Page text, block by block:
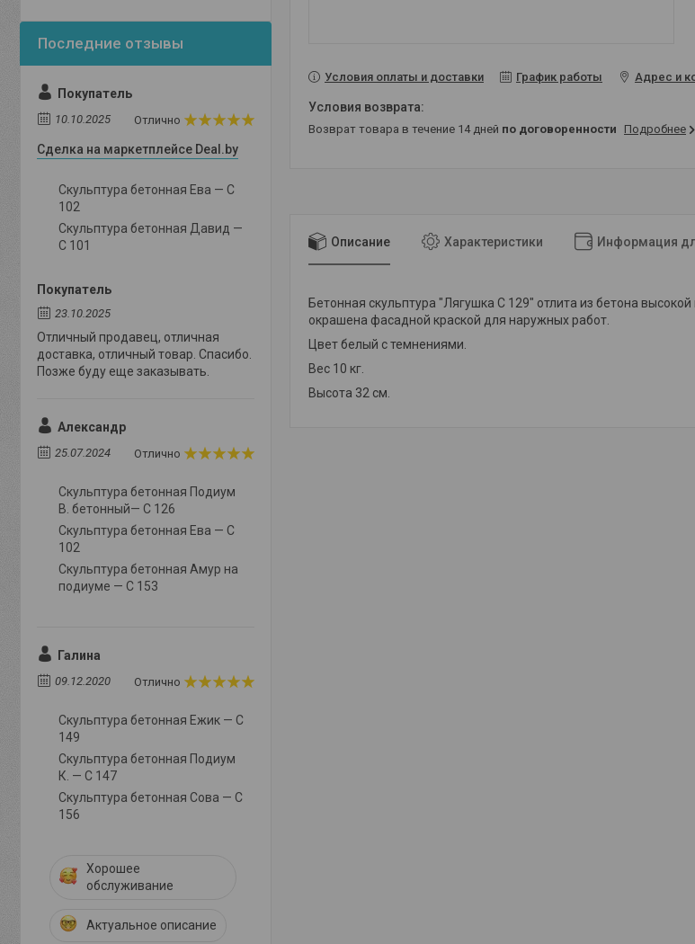
Условия оплаты и доставки График работы Адрес и
возврат товара в течение 14 дней по договоренности Подробнее
Описание Характеристики Информация
Бетонная скульптура "Лягушка С 129" отлита из бетона
окрашена фасадной краской для наружных работ.
Цвет белый с темнениями.
Вес 10 кг.
Высота 32 см.
Покупатель
10.10.2025 Отлично
Сделка на маркетплейсе Deal.by
Скульптура бетонная Ева — С
102
Скульптура бетонная Давид —
С 101
Покупатель
23.10.2025
Отличный продавец, отличная
доставка, отличный товар. Спасибо.
Позже буду еще заказывать.
Александр
25.07.2024 Отлично
Скульптура бетонная Подиум
В. бетонный— С 126
Скульптура бетонная Ева — С
102
Скульптура бетонная Амур на
подиуме — С 153
Галина
09.12.2020 Отлично
Скульптура бетонная Ежик — С
149
Скульптура бетонная Подиум
К. — С 147
Скульптура бетонная Сова — С
156
Хорошее
обслуживание
Актуальное описание